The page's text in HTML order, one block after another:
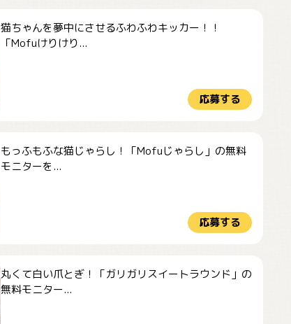
猫ちゃんを夢中にさせるふわふわキッカー！！
「Mofuけりけり...
応募する
もっふもふな猫じゃらし！「Mofuじゃらし」の無料
モニターを...
応募する
丸くて白い爪とぎ！「ガリガリスイートラウンド」の
無料モニター...